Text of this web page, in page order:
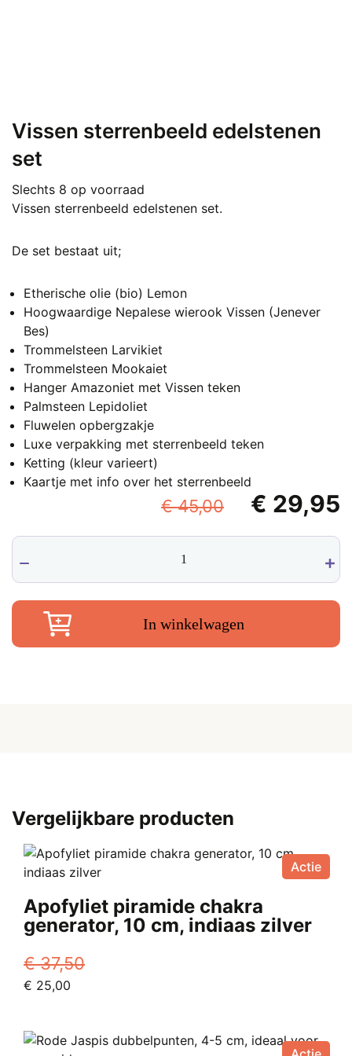
Vissen sterrenbeeld edelstenen
set
Slechts 8 op voorraad
Vissen sterrenbeeld edelstenen set.
De set bestaat uit;
Etherische olie (bio) Lemon
Hoogwaardige Nepalese wierook Vissen (Jenever
Bes)
Trommelsteen Larvikiet
Trommelsteen Mookaiet
Hanger Amazoniet met Vissen teken
Palmsteen Lepidoliet
Fluwelen opbergzakje
Luxe verpakking met sterrenbeeld teken
Ketting (kleur varieert)
Kaartje met info over het sterrenbeeld
€45,00
€ 45,00.
€ 29,95
Vissen
sterrenbeeld
edelstenen
set
In winkelwagen
Vergelijkbare producten
Actie
Apofyliet piramide chakra
generator, 10 cm, indiaas zilver
€37,50
Oorspronkelijke
€ 37,50.
€ 25,00
€ 25,00.